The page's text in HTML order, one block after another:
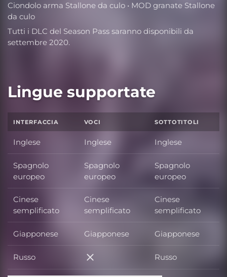
Ciondolo arma Stallone da culo • MOD granate Stallone
da culo
Tutti i DLC del Season Pass saranno disponibili da
settembre 2020.
Lingue supportate
INTERFACCIA VOCI SOTTOTITOLI
Inglese Inglese Inglese
Spagnolo
europeo
Spagnolo
europeo
Spagnolo
europeo
Cinese
semplificato
Cinese
semplificato
Cinese
semplificato
Giapponese Giapponese Giapponese
Russo Russo Russo